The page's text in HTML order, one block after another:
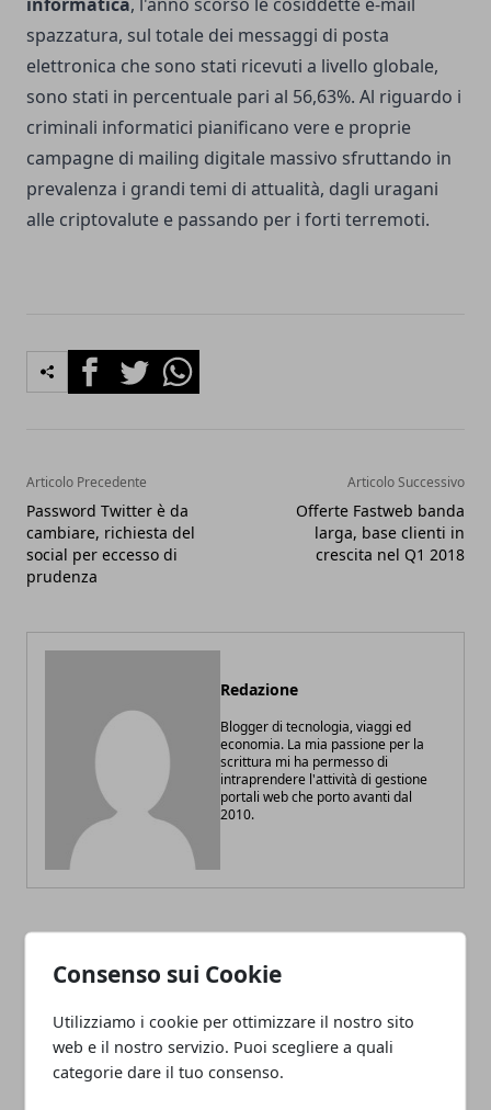
Consenso sui Cookie
Utilizziamo i cookie per ottimizzare il nostro sito
web e il nostro servizio. Puoi scegliere a quali
categorie dare il tuo consenso.
spazzatura, sul totale dei messaggi di posta
elettronica che sono stati ricevuti a livello globale,
sono stati in percentuale pari al 56,63%. Al riguardo i
criminali informatici pianificano vere e proprie
campagne di mailing digitale massivo sfruttando in
prevalenza i grandi temi di attualità, dagli uragani
alle criptovalute e passando per i forti terremoti.
FacebookTwitterWhatsapp
Articolo Precedente
Password Twitter è da
cambiare, richiesta del
social per eccesso di
prudenza
Articolo Successivo
Offerte Fastweb banda
larga, base clienti in
crescita nel Q1 2018
Redazione
Blogger di tecnologia, viaggi ed
economia. La mia passione per la
scrittura mi ha permesso di
intraprendere l'attività di gestione
portali web che porto avanti dal
2010.